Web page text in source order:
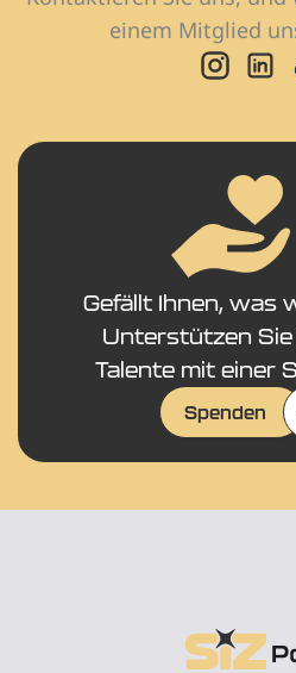
einem Mitglied
Gefällt Ihnen, was
Unterstützen Sie
Talente mit einer
Spenden